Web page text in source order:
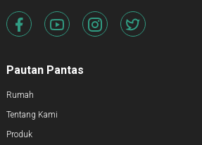
Pautan Pantas
Rumah
Tentang Kami
Produk